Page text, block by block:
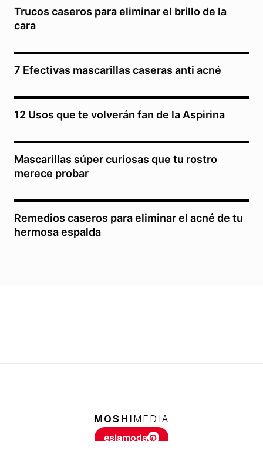
Trucos caseros para eliminar el brillo de la
cara
7 Efectivas mascarillas caseras anti acné
12 Usos que te volverán fan de la Aspirina
Mascarillas súper curiosas que tu rostro
merece probar
Remedios caseros para eliminar el acné de tu
hermosa espalda
MOSHI MEDIA
eslamoda